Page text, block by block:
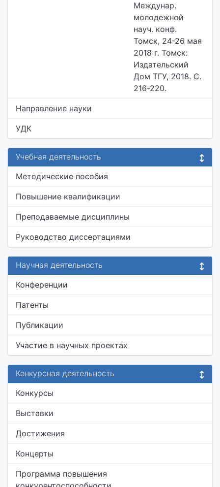
Междунар.
молодежной
науч. конф.
Томск, 24-26 мая
2018 г. Томск:
Издательский
Дом ТГУ, 2018. С.
216-220.
Направление науки
УДК
Учебная деятельность
Методические пособия
Повышение квалификации
Преподаваемые дисциплины
Руководство диссертациями
Научная деятельность
Конференции
Патенты
Публикации
Участие в научных проектах
Конкурсная деятельность
Конкурсы
Выставки
Достижения
Концерты
Программа повышения